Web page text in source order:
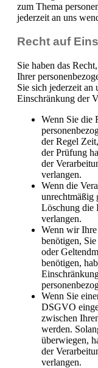
zum Thema
jederzeit an uns
Recht auf
Sie haben das
Ihrer
Sie sich jederzeit an
Einschränkung der
Wenn Sie die
der Regel
der Prüfung
der
verlangen.
Wenn die
unrechtmäßig
Löschung die
verlangen.
Wenn wir Ihre
benötigen,
oder
benötigen,
Wenn Sie
DSGVO
zwischen
werden.
überwiegen,
der
verlangen.